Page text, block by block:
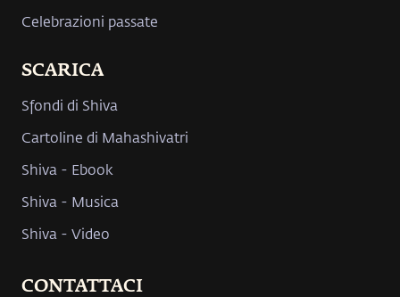
Celebrazioni passate
SCARICA
Sfondi di Shiva
Cartoline di Mahashivatri
Shiva - Ebook
Shiva - Musica
Shiva - Video
CONTATTACI